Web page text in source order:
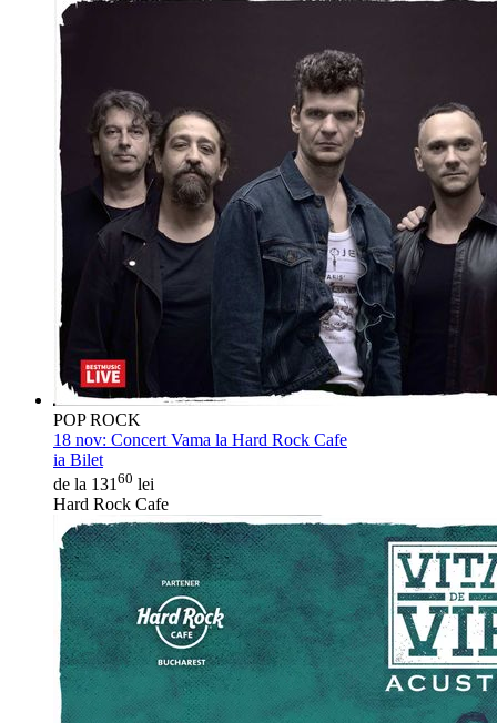
POP ROCK
18 nov: Concert Vama la Hard Rock Cafe
ia Bilet
de la 131 60 lei
Hard Rock Cafe